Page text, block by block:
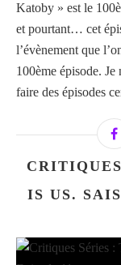
Katoby » est le
et pourtant… cet
l’évènement que
100ème épisode. Je
faire des épisodes
IS US.